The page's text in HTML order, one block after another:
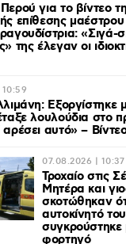
για το βίντεο
επίθεσης
«Σιγά-
της έλεγαν οι
λουλούδια στο
αυτό» –
07.08.2026 | 10:37
Τροχαίο στις
Μητέρα και
σκοτώθηκαν
αυτοκίνητό
συγκρούστηκε
φορτηγό